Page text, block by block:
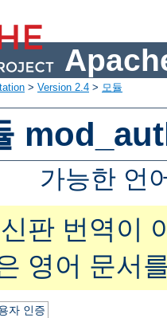
> Version 2.4 > 모듈
가능한 언
판 번역이
영어 문서
자 인증